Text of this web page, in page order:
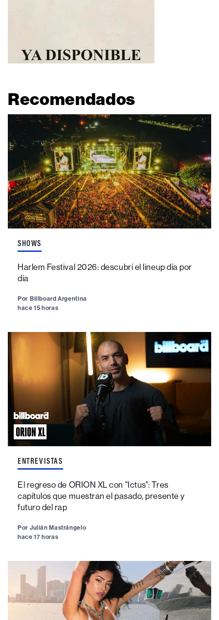
Recomendados
SHOWS
Harlem Festival 2026: descubrí el lineup día por
día
Por Billboard Argentina
hace 15 horas
ENTREVISTAS
El regreso de ORION XL con "Ictus": Tres
capítulos que muestran el pasado, presente y
futuro del rap
Por Julián Mastrángelo
hace 17 horas